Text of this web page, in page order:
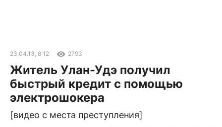
23.04.13, 8:12 2793
Житель Улан-Удэ получил
быстрый кредит с помощью
электрошокера
[видео с места преступления]